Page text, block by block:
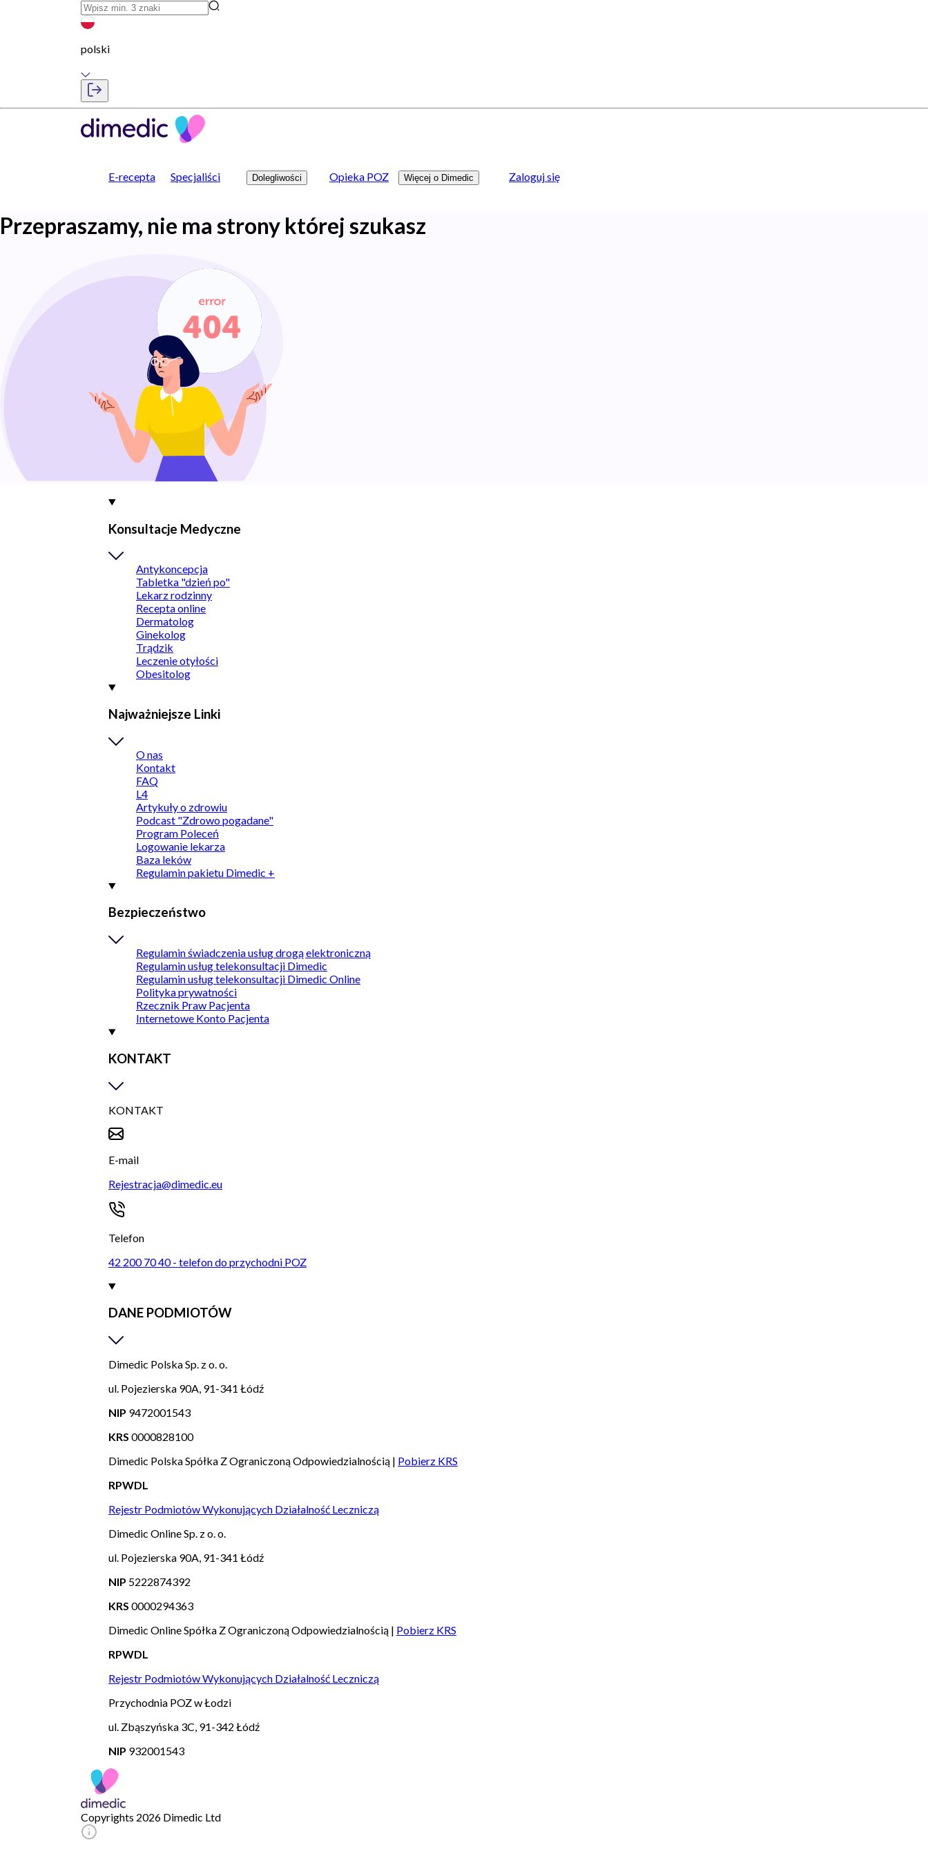
polski
E-recepta Specjaliści Dolegliwości Opieka POZ Więcej o Dimedic Zaloguj się
Przepraszamy, nie ma strony której szukasz
Konsultacje Medyczne
Antykoncepcja
Tabletka "dzień po"
Lekarz rodzinny
Recepta online
Dermatolog
Ginekolog
Trądzik
Leczenie otyłości
Obesitolog
Najważniejsze Linki
O nas
Kontakt
FAQ
L4
Artykuły o zdrowiu
Podcast "Zdrowo pogadane"
Program Poleceń
Logowanie lekarza
Baza leków
Regulamin pakietu Dimedic +
Bezpieczeństwo
Regulamin świadczenia usług drogą elektroniczną
Regulamin usług telekonsultacji Dimedic
Regulamin usług telekonsultacji Dimedic Online
Polityka prywatności
Rzecznik Praw Pacjenta
Internetowe Konto Pacjenta
KONTAKT
KONTAKT
E-mail
Rejestracja@dimedic.eu
Telefon
42 200 70 40 - telefon do przychodni POZ
DANE PODMIOTÓW
Dimedic Polska Sp. z o. o.
ul. Pojezierska 90A, 91-341 Łódź
NIP 9472001543
KRS 0000828100
Dimedic Polska Spółka Z Ograniczoną Odpowiedzialnością | Pobierz KRS
RPWDL
Rejestr Podmiotów Wykonujących Działalność Leczniczą
Dimedic Online Sp. z o. o.
ul. Pojezierska 90A, 91-341 Łódź
NIP 5222874392
KRS 0000294363
Dimedic Online Spółka Z Ograniczoną Odpowiedzialnością | Pobierz KRS
RPWDL
Rejestr Podmiotów Wykonujących Działalność Leczniczą
Przychodnia POZ w Łodzi
ul. Zbąszyńska 3C, 91-342 Łódź
NIP 932001543
Copyrights 2026 Dimedic Ltd